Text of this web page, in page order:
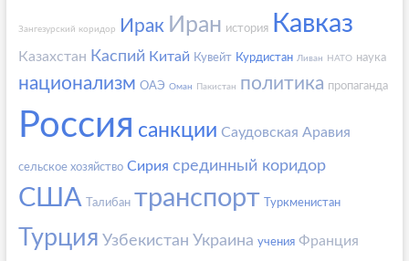
Зангезурский коридор Ирак Иран история Кавказ
Казахстан Каспий Китай Кувейт Курдистан Ливан НАТО наука
национализм ОАЭ Оман Пакистан политика пропаганда
Россия санкции Саудовская Аравия
сельское хозяйство Сирия срединный коридор
США Талибан транспорт Туркменистан
Турция Узбекистан Украина учения Франция